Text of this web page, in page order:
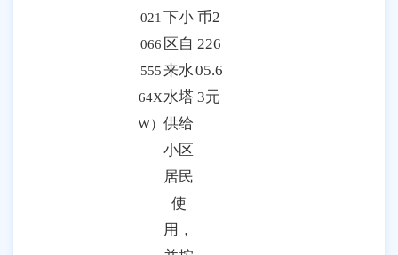
021
066
555
64X
W）
下小
区自
来水
水塔
供给
小区
居民
使
用，
币2
226
05.6
3元